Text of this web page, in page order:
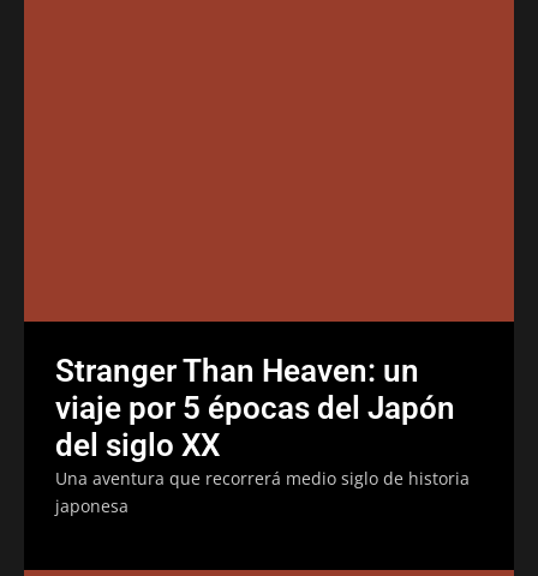
Stranger Than Heaven: un
viaje por 5 épocas del Japón
del siglo XX
Una aventura que recorrerá medio siglo de historia
japonesa